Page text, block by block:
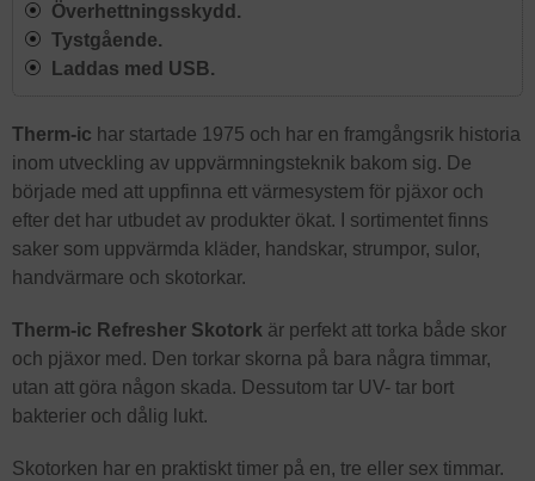
Överhettningsskydd.
Tystgående.
Laddas med USB.
Therm-ic har startade 1975 och har en framgångsrik historia
inom utveckling av uppvärmningsteknik bakom sig. De
började med att uppfinna ett värmesystem för pjäxor och
efter det har utbudet av produkter ökat. I sortimentet finns
saker som uppvärmda kläder, handskar, strumpor, sulor,
handvärmare och skotorkar.
Therm-ic Refresher Skotork är perfekt att torka både skor
och pjäxor med. Den torkar skorna på bara några timmar,
utan att göra någon skada. Dessutom tar UV- tar bort
bakterier och dålig lukt.
Skotorken har en praktiskt timer på en, tre eller sex timmar.